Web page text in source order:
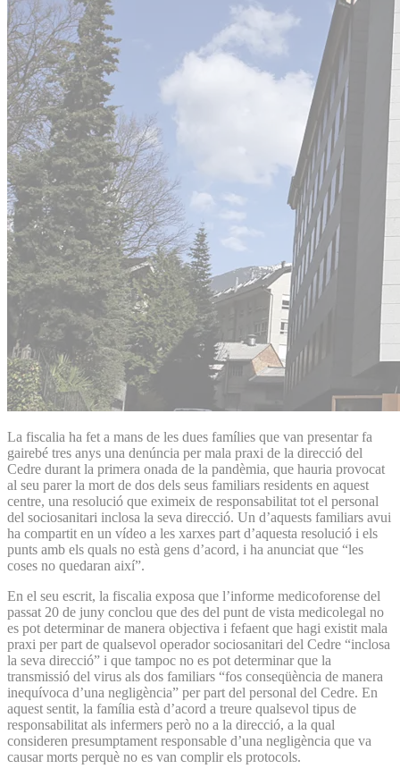
La fiscalia ha fet a mans de les dues famílies que van presentar fa
gairebé tres anys una denúncia per mala praxi de la direcció del
Cedre durant la primera onada de la pandèmia, que hauria provocat
al seu parer la mort de dos dels seus familiars residents en aquest
centre, una resolució que eximeix de responsabilitat tot el personal
del sociosanitari inclosa la seva direcció. Un d’aquests familiars avui
ha compartit en un vídeo a les xarxes part d’aquesta resolució i els
punts amb els quals no està gens d’acord, i ha anunciat que “les
coses no quedaran així”.
En el seu escrit, la fiscalia exposa que l’informe medicoforense del
passat 20 de juny conclou que des del punt de vista medicolegal no
es pot determinar de manera objectiva i fefaent que hagi existit mala
praxi per part de qualsevol operador sociosanitari del Cedre “inclosa
la seva direcció” i que tampoc no es pot determinar que la
transmissió del virus als dos familiars “fos conseqüència de manera
inequívoca d’una negligència” per part del personal del Cedre. En
aquest sentit, la família està d’acord a treure qualsevol tipus de
responsabilitat als infermers però no a la direcció, a la qual
consideren presumptament responsable d’una negligència que va
causar morts perquè no es van complir els protocols.